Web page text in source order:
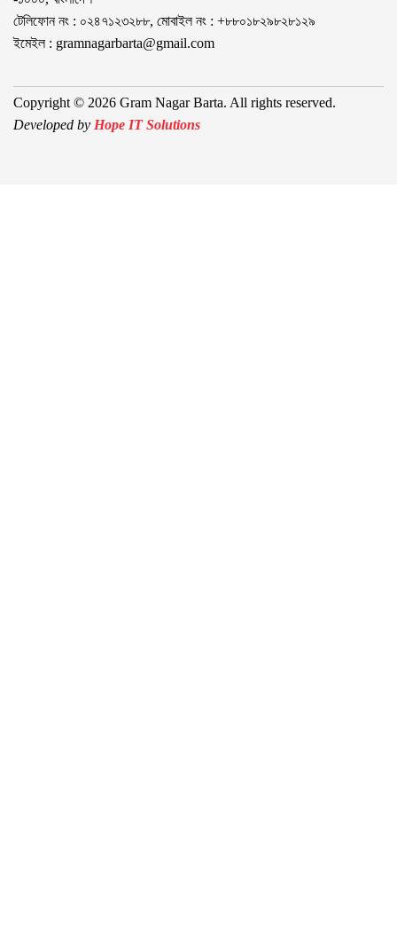
টেলিফোন নং : ০২৪৭১২৩২৮৮, মোবাইল নং : +৮৮০১৮২৯৮২৮১২৯
ইমেইল : gramnagarbarta@gmail.com
Copyright © 2026 Gram Nagar Barta. All rights reserved.
Developed by Hope IT Solutions